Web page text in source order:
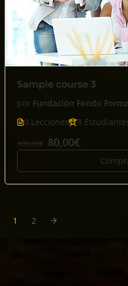
Sample course 3
por Fundación Fondo
0 Lecciones
8
100,00€ 80,00€
1 2